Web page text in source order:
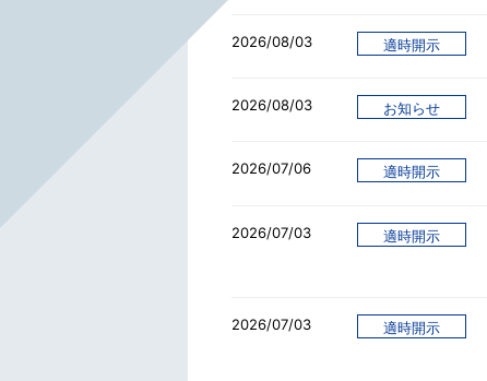
2026/08/03 適時開示
2026/08/03 お知らせ
2026/07/06 適時開示
2026/07/03 適時開示
2026/07/03 適時開示